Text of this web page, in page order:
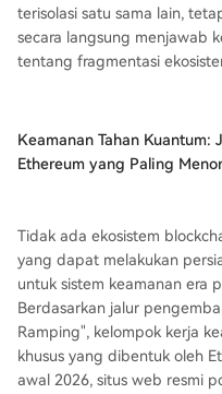
terisolasi satu sama lain,
secara langsung menjawab
tentang fragmentasi
Keamanan Tahan Kuantum:
Ethereum yang Paling
Tidak ada ekosistem
yang dapat melakukan
untuk sistem keamanan era
Berdasarkan jalur
Ramping", kelompok kerja
khusus yang dibentuk oleh
awal 2026, situs web resmi